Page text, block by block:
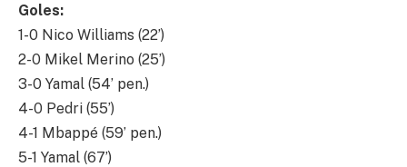
Goles:
1-0 Nico Williams (22’)
2-0 Mikel Merino (25’)
3-0 Yamal (54’ pen.)
4-0 Pedri (55’)
4-1 Mbappé (59’ pen.)
5-1 Yamal (67’)